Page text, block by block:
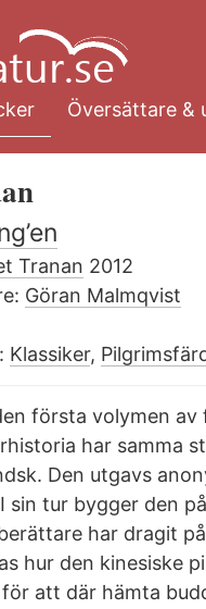
Översättare &
Tranan 2012
Göran Malmqvist
Klassiker,
första volymen
har samma
Den utgavs
sin tur bygger den
har dragit
hur den kinesiske
att där hämta